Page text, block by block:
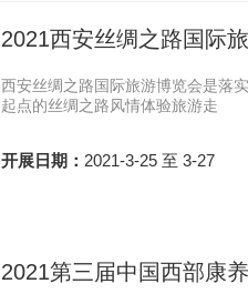
2021西安丝绸之路国际
西安丝绸之路国际旅游博览会是落
起点的丝绸之路风情体验旅游走
开展日期： 2021-3-25 至 3-27
2021第三届中国西部康